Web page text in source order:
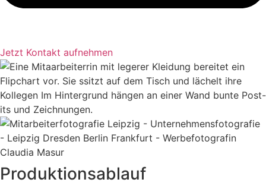
Jetzt Kontakt aufnehmen
Produktionsablauf